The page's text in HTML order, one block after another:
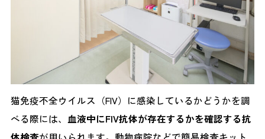
猫免疫不全ウイルス（FIV）に感染しているかどうかを調
べる際には、 血液中にFIV抗体が存在するかを確認する抗